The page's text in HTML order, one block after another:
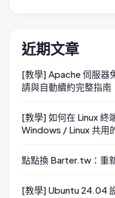
近期文章
[教學] Apache 伺服器
請與自動續約完整指南
[教學] 如何在 Linux 終
Windows / Linux 共用
點點換 Barter.tw：重
[教學] Ubuntu 24.04